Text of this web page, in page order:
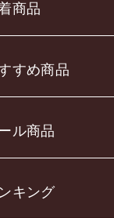
商品
すめ商品
ル商品
キング